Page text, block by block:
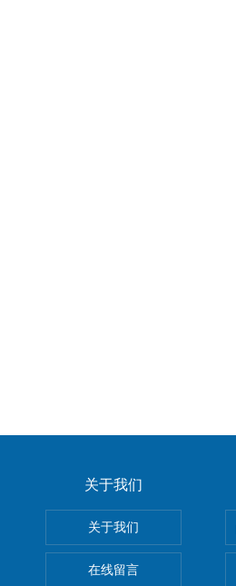
关于我们
关于我们
在线留言